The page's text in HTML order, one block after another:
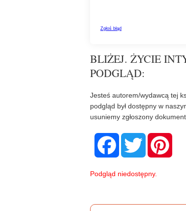
BLIŻEJ. ŻYCIE
PODGLĄD:
Jesteś autorem/wydawcą tej
podgląd był dostępny w
usuniemy zgłoszony
F
o
T
w
e
Podgląd niedostępny.